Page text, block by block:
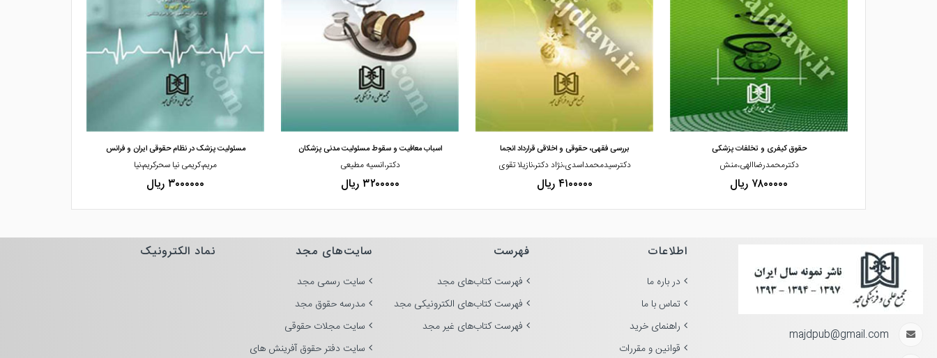
مشاهده و خرید
حقوق کیفری و تخلفات پزشکی
دکترمحمدرضاالهی،منش
۷۸۰۰۰۰۰ ریال
بررسی فقهی، حقوقی و اخلاقی قرارداد انجما
دکترسیدمحمداسدی،نژاد دکتر،نازیلا تقوی
۴۱۰۰۰۰۰ ریال
مشاهده و خرید
اسباب معافیت و سقوط مسئولیت مدنی پزشکان
دکتر،انسیه مطیعی
۳۲۰۰۰۰۰ ریال
مسئولیت پزشک در نظام حقوقی ایران و فرانس
مریم،کریمی نیا سحرکریم،نیا
۳۰۰۰۰۰۰ ریال
majdpub@gmail.com
اطلاعات
در باره ما
تماس با ما
راهنمای خرید
قوانین و مقررات
فهرست
فهرست کتاب‌های مجد
فهرست کتاب‌های الکترونیکی مجد
فهرست کتاب‌های غیر مجد
سایت‌های مجد
سایت رسمی مجد
مدرسه حقوق مجد
سایت مجلات حقوقی
سایت دفتر حقوق آفرینش های
نماد الکترونیک